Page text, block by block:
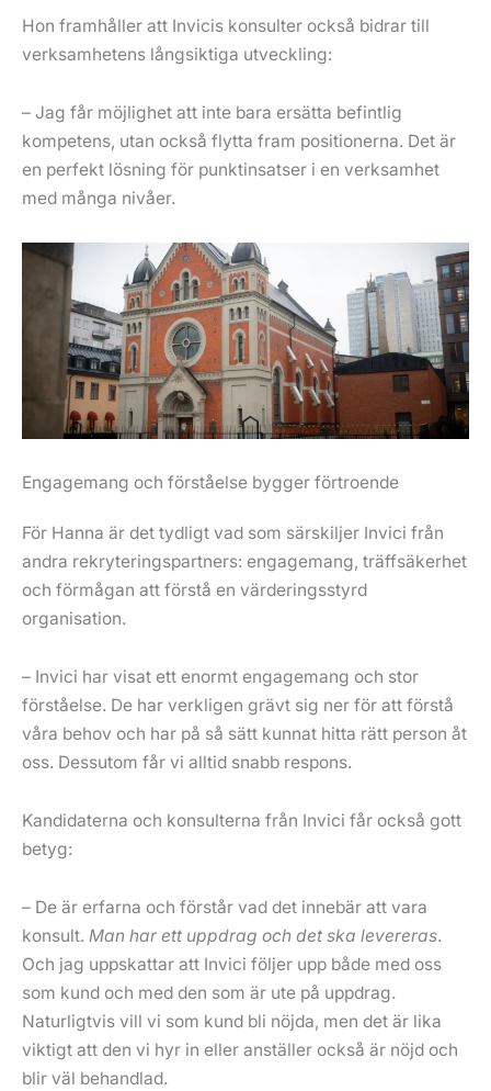
Hon framhåller att Invicis konsulter också bidrar till
verksamhetens långsiktiga utveckling:
– Jag får möjlighet att inte bara ersätta befintlig
kompetens, utan också flytta fram positionerna. Det är
en perfekt lösning för punktinsatser i en verksamhet
med många nivåer.
Engagemang och förståelse bygger förtroende
För Hanna är det tydligt vad som särskiljer Invici från
andra rekryteringspartners: engagemang, träffsäkerhet
och förmågan att förstå en värderingsstyrd
organisation.
– Invici har visat ett enormt engagemang och stor
förståelse. De har verkligen grävt sig ner för att förstå
våra behov och har på så sätt kunnat hitta rätt person åt
oss. Dessutom får vi alltid snabb respons.
Kandidaterna och konsulterna från Invici får också gott
betyg:
– De är erfarna och förstår vad det innebär att vara
konsult. Man har ett uppdrag och det ska levereras.
Och jag uppskattar att Invici följer upp både med oss
som kund och med den som är ute på uppdrag.
Naturligtvis vill vi som kund bli nöjda, men det är lika
viktigt att den vi hyr in eller anställer också är nöjd och
blir väl behandlad.